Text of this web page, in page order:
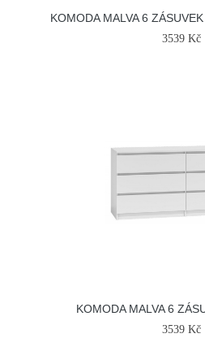
KOMODA MALVA 6
3539 Kč
KOMODA MALVA 6
3539 Kč